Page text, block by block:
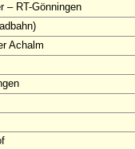
– RT-Gönningen
Achalm